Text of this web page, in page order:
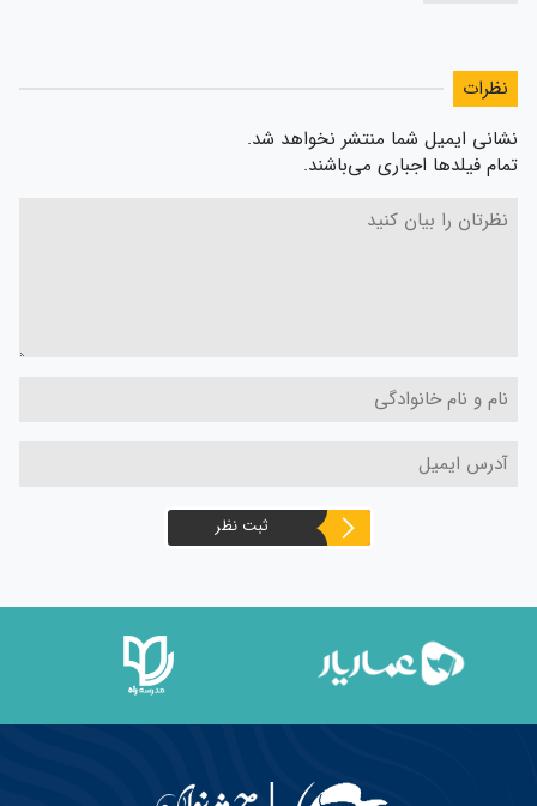
نظرات
نشانی ایمیل شما منتشر نخواهد شد.
تمام فیلدها اجباری می‌باشند.
ثبت نظر